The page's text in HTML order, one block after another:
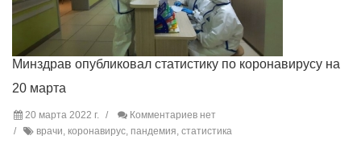
Минздрав опубликовал статистику по коронавирусу на
20 марта
20 марта 2022 г.
Комментариев нет
врачи, коронавирус, пандемия, статистика